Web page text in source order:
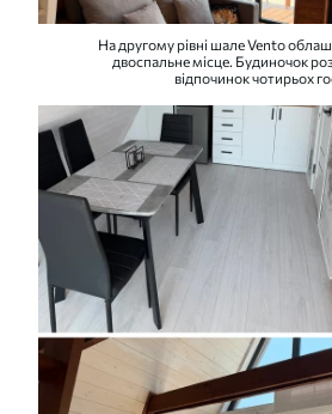
На другому рівні шале Vento
двоспальне місце. Будиночок
відпочинок чотирьох